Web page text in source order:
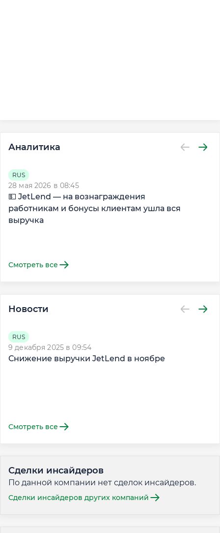
Аналитика
RUS
28 мая 2026 в 08:45
💵 JetLend — на вознаграждения
работникам и бонусы клиентам ушла вся
выручка
Смотреть все
Новости
RUS
9 декабря 2025 в 09:54
Снижение выручки JetLend в ноябре
Смотреть все
Сделки инсайдеров
По данной компании нет сделок инсайдеров.
Сделки инсайдеров других компаний